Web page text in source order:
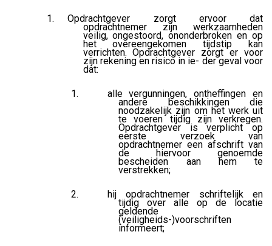
Opdrachtgever zorgt ervoor dat
opdrachtnemer zijn werkzaamheden
veilig, ongestoord, ononderbroken en op
het overeengekomen tijdstip kan
verrichten. Opdrachtgever zorgt er voor
zijn rekening en risico in ie- der geval voor
dat:
alle vergunningen, ontheffingen en
andere beschikkingen die
noodzakelijk zijn om het werk uit
te voeren tijdig zijn verkregen.
Opdrachtgever is verplicht op
eerste verzoek van
opdrachtnemer een afschrift van
de hiervoor genoemde
bescheiden aan hem te
verstrekken;
hij opdrachtnemer schriftelijk en
tijdig over alle op de locatie
geldende
(veiligheids-)voorschriften
informeert;